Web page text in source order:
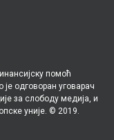
помоћ
одговоран уговарач
за слободу медија, и
уније. © 2019.